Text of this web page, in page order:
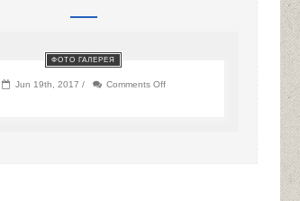
ФОТО ГАЛЕРЕЯ
Jun 19th, 2017 / Comments Offon